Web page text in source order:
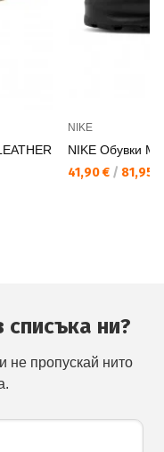
NIKE
NIKE Обувки
41,90 € / 81,95
ни?
не пропускай нито